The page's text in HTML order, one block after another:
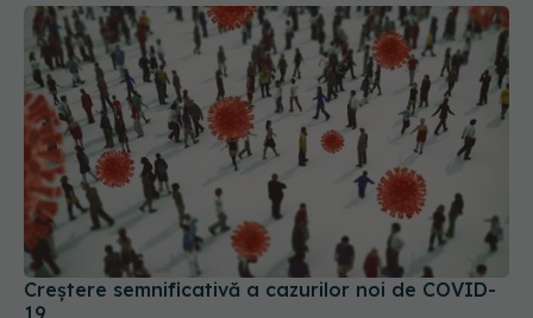
Creștere semnificativă a cazurilor noi de COVID-
19
04 iun 2025, 18:29